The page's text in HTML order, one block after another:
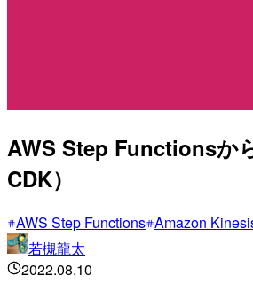
AWS Step Functionsか
CDK）
AWS Step Functions Amazon
若槻龍太
2022.08.10